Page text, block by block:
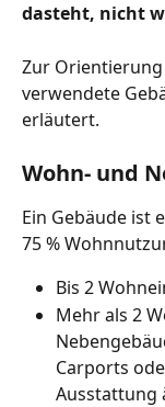
dasteht, nicht
Zur
verwendete
erläutert.
Wohn- und
Ein Gebäude ist
75 %
Bis 2
Mehr als 2
Carports
Ausstattung